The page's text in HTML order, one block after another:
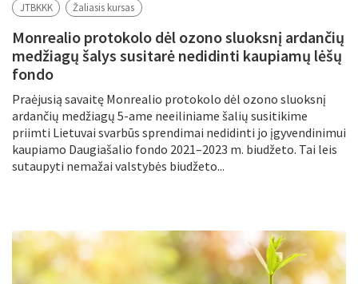
JTBKKK Žaliasis kursas
Monrealio protokolo dėl ozono sluoksnį ardančių
medžiagų šalys susitarė nedidinti kaupiamų lėšų
fondo
Praėjusią savaitę Monrealio protokolo dėl ozono sluoksnį
ardančių medžiagų 5-ame neeiliniame šalių susitikime
priimti Lietuvai svarbūs sprendimai nedidinti jo įgyvendinimui
kaupiamo Daugiašalio fondo 2021–2023 m. biudžeto. Tai leis
sutaupyti nemažai valstybės biudžeto...